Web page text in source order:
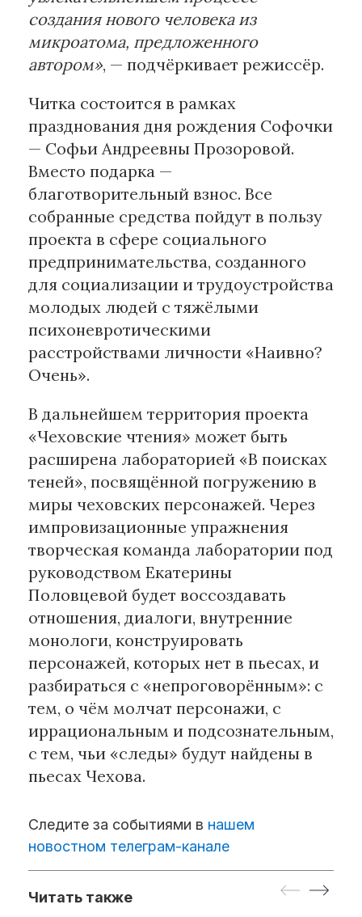
создания нового человека из
микроатома, предложенного
автором», — подчёркивает режиссёр.
Читка состоится в рамках
празднования дня рождения Софочки
— Софьи Андреевны Прозоровой.
Вместо подарка —
благотворительный взнос. Все
собранные средства пойдут в пользу
проекта в сфере социального
предпринимательства, созданного
для социализации и трудоустройства
молодых людей с тяжёлыми
психоневротическими
расстройствами личности «Наивно?
Очень».
В дальнейшем территория проекта
«Чеховские чтения» может быть
расширена лабораторией «В поисках
теней», посвящённой погружению в
миры чеховских персонажей. Через
импровизационные упражнения
творческая команда лаборатории под
руководством Екатерины
Половцевой будет воссоздавать
отношения, диалоги, внутренние
монологи, конструировать
персонажей, которых нет в пьесах, и
разбираться с «непроговорённым»: с
тем, о чём молчат персонажи, с
иррациональным и подсознательным,
с тем, чьи «следы» будут найдены в
пьесах Чехова.
Следите за событиями в нашем
новостном телеграм-канале
Читать также